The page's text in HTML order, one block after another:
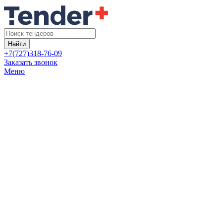
Найти
+7(727)318-76-09
Заказать звонок
Меню